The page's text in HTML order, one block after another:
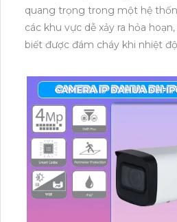
quang trọng trong một hệ
các khu vực dễ xảy ra hỏa
biết được đám cháy khi nhiệt
trần.